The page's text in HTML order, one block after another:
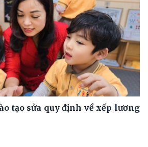
tạo sửa quy định về xếp lương